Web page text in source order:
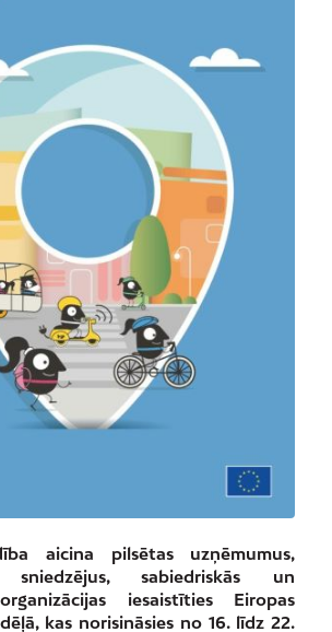
aicina pilsētas uzņēmumus,
sniedzējus, sabiedriskās un
iesaistīties Eiropas
kas norisināsies no 16. līdz 22.